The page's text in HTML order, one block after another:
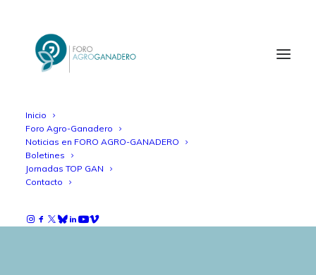
Inicio
Foro Agro-Ganadero
Noticias en FORO AGRO-GANADERO
Boletines
Jornadas TOP GAN
Contacto